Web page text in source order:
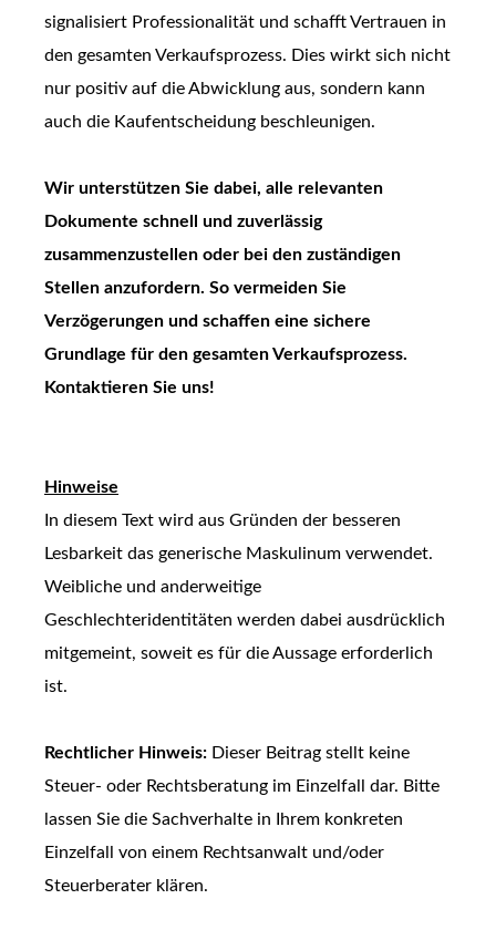
signalisiert Professionalität und schafft Vertrauen in
den gesamten Verkaufsprozess. Dies wirkt sich nicht
nur positiv auf die Abwicklung aus, sondern kann
auch die Kaufentscheidung beschleunigen.
Wir unterstützen Sie dabei, alle relevanten
Dokumente schnell und zuverlässig
zusammenzustellen oder bei den zuständigen
Stellen anzufordern. So vermeiden Sie
Verzögerungen und schaffen eine sichere
Grundlage für den gesamten Verkaufsprozess.
Kontaktieren Sie uns!
Hinweise
In diesem Text wird aus Gründen der besseren
Lesbarkeit das generische Maskulinum verwendet.
Weibliche und anderweitige
Geschlechteridentitäten werden dabei ausdrücklich
mitgemeint, soweit es für die Aussage erforderlich
ist.
Rechtlicher Hinweis: Dieser Beitrag stellt keine
Steuer- oder Rechtsberatung im Einzelfall dar. Bitte
lassen Sie die Sachverhalte in Ihrem konkreten
Einzelfall von einem Rechtsanwalt und/oder
Steuerberater klären.